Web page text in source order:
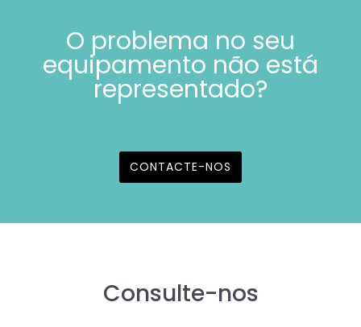
O problema no seu
equipamento não está
representado?
CONTACTE-NOS
Consulte-nos